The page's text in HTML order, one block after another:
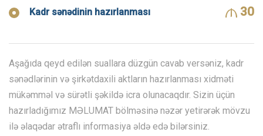
Kadr sənədinin hazırlanması 30
Aşağıda qeyd edilən suallara düzgün cavab versəniz, kadr
sənədlərinin və şirkətdaxili aktların hazırlanması xidməti
mükəmməl və sürətli şəkildə icra olunacaqdır. Sizin üçün
hazırladığımız MƏLUMAT bölməsinə nəzər yetirərək mövzu
ilə əlaqədar ətraflı informasiya əldə edə bilərsiniz.